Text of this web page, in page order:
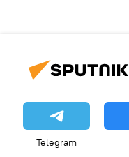
Telegram